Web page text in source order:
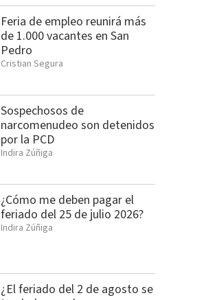
Feria de empleo reunirá más
de 1.000 vacantes en San
Pedro
Cristian Segura
Sospechosos de
narcomenudeo son detenidos
por la PCD
Indira Zúñiga
¿Cómo me deben pagar el
feriado del 25 de julio 2026?
Indira Zúñiga
¿El feriado del 2 de agosto se